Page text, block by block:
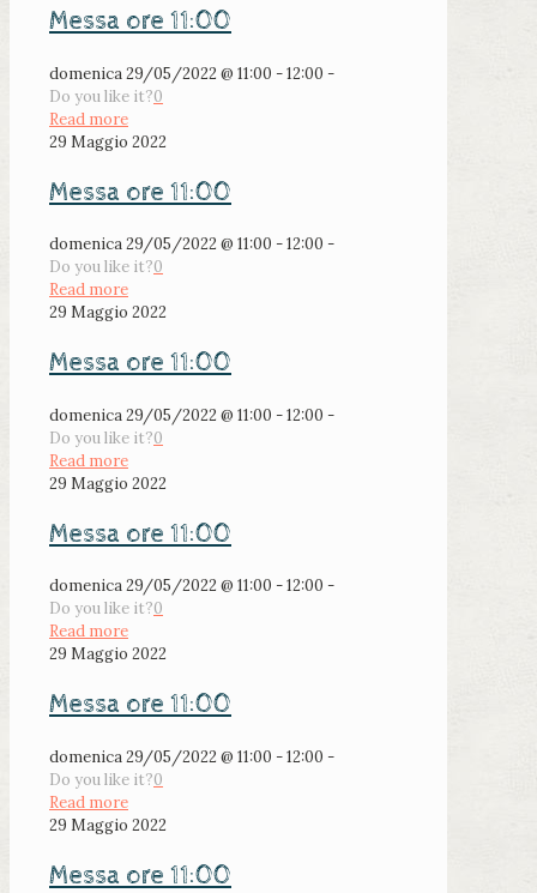
Messa ore 11:00
domenica 29/05/2022 @ 11:00 - 12:00 -
Do you like it?0
Read more
29 Maggio 2022
Messa ore 11:00
domenica 29/05/2022 @ 11:00 - 12:00 -
Do you like it?0
Read more
29 Maggio 2022
Messa ore 11:00
domenica 29/05/2022 @ 11:00 - 12:00 -
Do you like it?0
Read more
29 Maggio 2022
Messa ore 11:00
domenica 29/05/2022 @ 11:00 - 12:00 -
Do you like it?0
Read more
29 Maggio 2022
Messa ore 11:00
domenica 29/05/2022 @ 11:00 - 12:00 -
Do you like it?0
Read more
29 Maggio 2022
Messa ore 11:00